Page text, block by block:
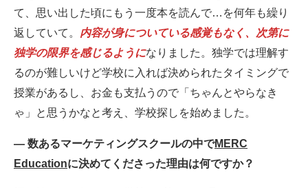
て、思い出した頃にもう一度本を読んで…を何年も繰り
返していて。 内容が身についている感覚もなく、次第に
独学の限界を感じるようになりました。独学では理解す
るのが難しいけど学校に入れば決められたタイミングで
授業があるし、お金も支払うので「ちゃんとやらなき
ゃ」と思うかなと考え、学校探しを始めました。
― 数あるマーケティングスクールの中でMERC
Educationに決めてくださった理由は何ですか？